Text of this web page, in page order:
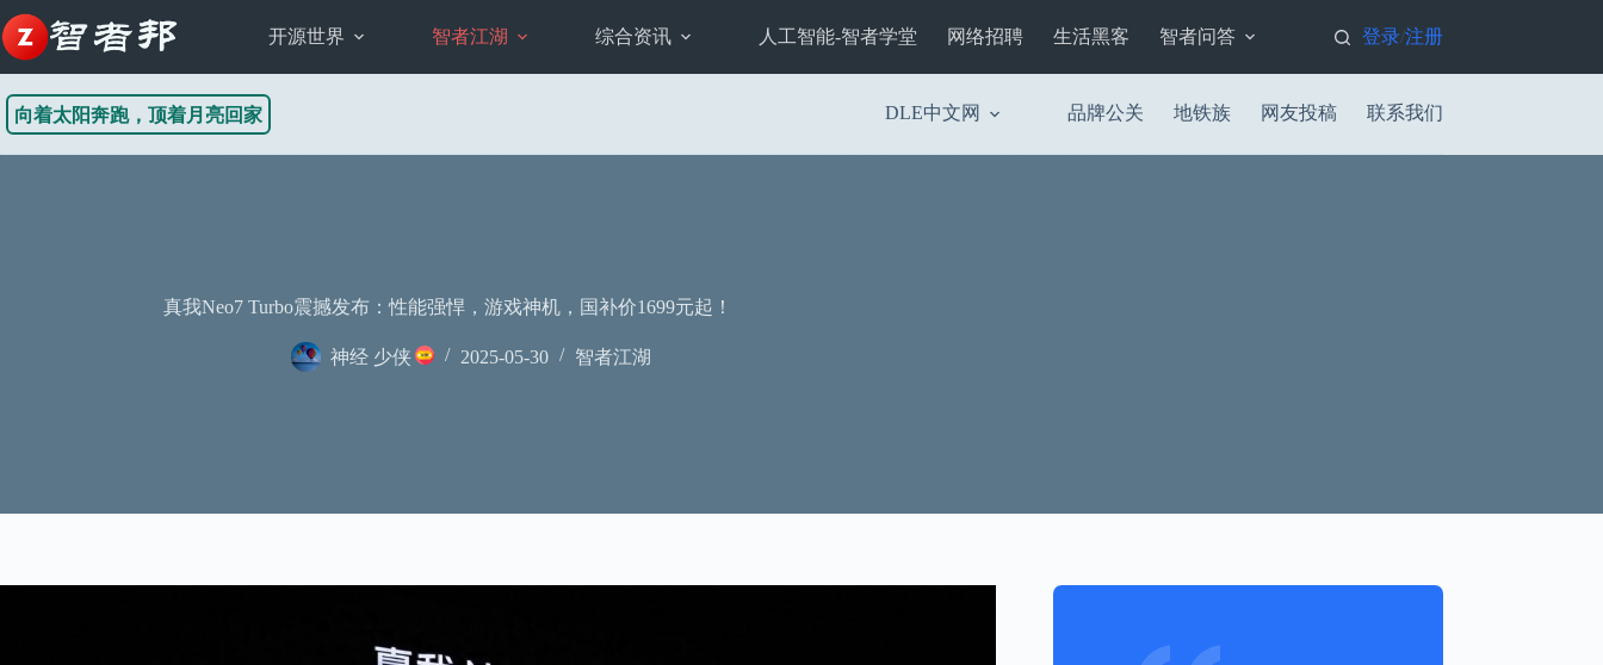
至
内
开源世界 智者江湖 综合资讯 人工智能-智者学堂 网络招聘 生活黑客 智者问答 登录/注册
向着太阳奔跑，顶着月亮回家 DLE中文网 品牌公关 地铁族 网友投稿 联系我们
真我Neo7 Turbo震撼发布：性能强悍，游戏神机，国补价1699元起！
神经 少侠 2025-05-30 智者江湖